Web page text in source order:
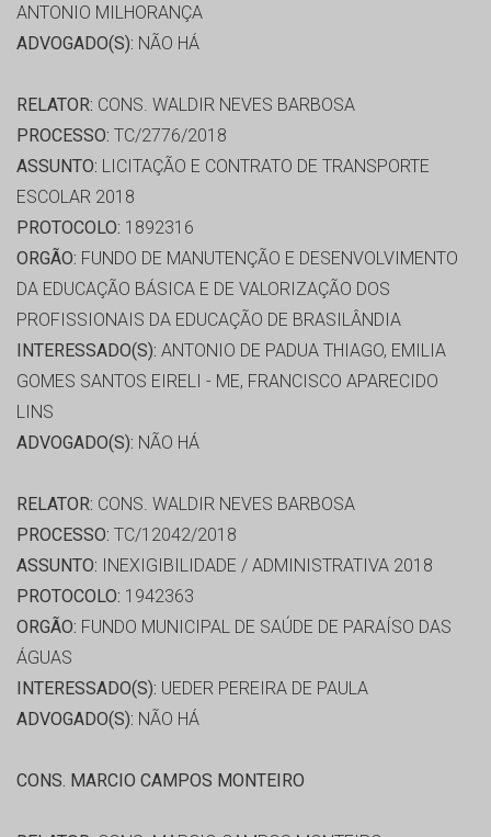
ANTONIO MILHORANÇA
ADVOGADO(S): NÃO HÁ
RELATOR: CONS. WALDIR NEVES BARBOSA
PROCESSO: TC/2776/2018
ASSUNTO: LICITAÇÃO E CONTRATO DE TRANSPORTE
ESCOLAR 2018
PROTOCOLO: 1892316
ORGÃO: FUNDO DE MANUTENÇÃO E DESENVOLVIMENTO
DA EDUCAÇÃO BÁSICA E DE VALORIZAÇÃO DOS
PROFISSIONAIS DA EDUCAÇÃO DE BRASILÂNDIA
INTERESSADO(S): ANTONIO DE PADUA THIAGO, EMILIA
GOMES SANTOS EIRELI - ME, FRANCISCO APARECIDO
LINS
ADVOGADO(S): NÃO HÁ
RELATOR: CONS. WALDIR NEVES BARBOSA
PROCESSO: TC/12042/2018
ASSUNTO: INEXIGIBILIDADE / ADMINISTRATIVA 2018
PROTOCOLO: 1942363
ORGÃO: FUNDO MUNICIPAL DE SAÚDE DE PARAÍSO DAS
ÁGUAS
INTERESSADO(S): UEDER PEREIRA DE PAULA
ADVOGADO(S): NÃO HÁ
CONS. MARCIO CAMPOS MONTEIRO